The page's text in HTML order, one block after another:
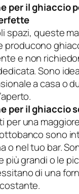
per il ghiaccio
spazi, queste
producono
e non
Sono
a casa o
per il ghiaccio
per una
sono
o nel tuo bar.
più grandi o le
di una